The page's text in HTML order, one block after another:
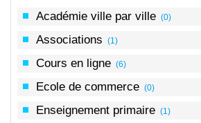
Académie ville par ville (0)
Associations (1)
Cours en ligne (6)
Ecole de commerce (0)
Enseignement primaire (1)